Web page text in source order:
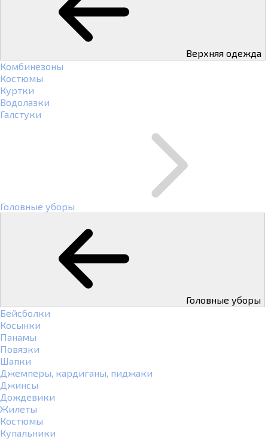
Верхняя одежда
Комбинезоны
Костюмы
Куртки
Водолазки
Галстуки
Головные уборы
Головные уборы
Бейсболки
Косынки
Панамы
Повязки
Шапки
Джемперы, кардиганы, пиджаки
Джинсы
Дождевики
Жилеты
Костюмы
Купальники